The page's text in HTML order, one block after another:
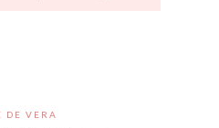
DE VERA